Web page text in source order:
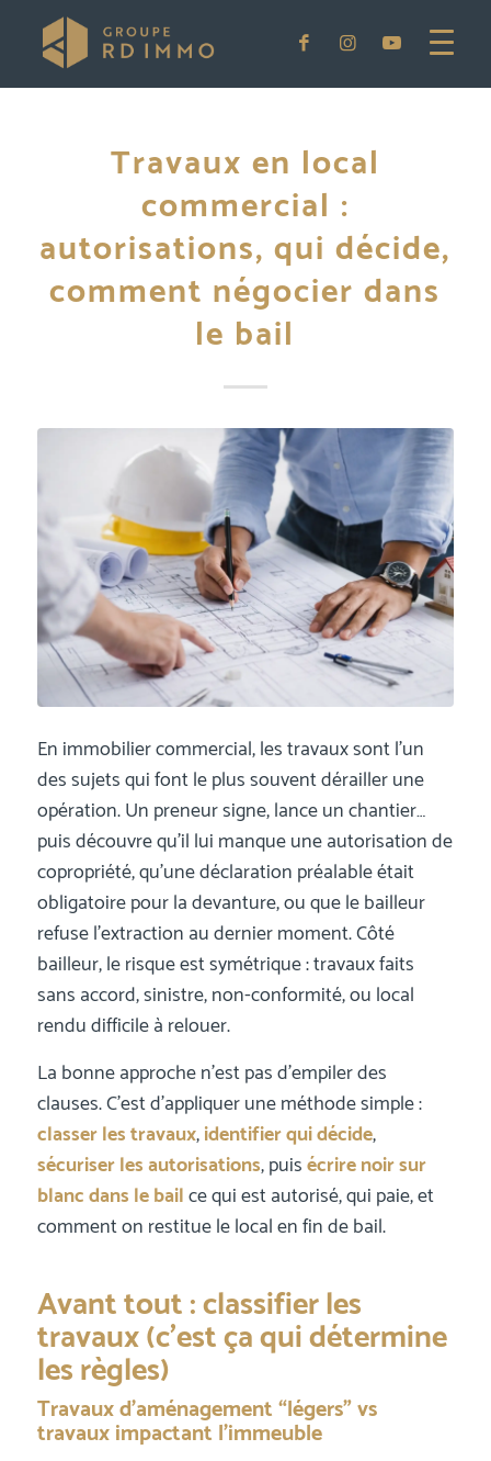
Travaux en local
commercial :
autorisations, qui décide,
comment négocier dans
le bail
En immobilier commercial, les travaux sont l’un
des sujets qui font le plus souvent dérailler une
opération. Un preneur signe, lance un chantier…
puis découvre qu’il lui manque une autorisation de
copropriété, qu’une déclaration préalable était
obligatoire pour la devanture, ou que le bailleur
refuse l’extraction au dernier moment. Côté
bailleur, le risque est symétrique : travaux faits
sans accord, sinistre, non-conformité, ou local
rendu difficile à relouer.
La bonne approche n’est pas d’empiler des
clauses. C’est d’appliquer une méthode simple :
classer les travaux,identifier qui décide,
sécuriser les autorisations, puisécrire noir sur
blanc dans le bailce qui est autorisé, qui paie, et
comment on restitue le local en fin de bail.
Avant tout : classifier les
travaux (c’est ça qui détermine
les règles)
Travaux d’aménagement “légers” vs
travaux impactant l’immeuble